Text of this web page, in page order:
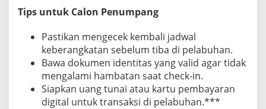
Tips untuk Calon Penumpang
Pastikan mengecek kembali jadwal
keberangkatan sebelum tiba di pelabuhan.
Bawa dokumen identitas yang valid agar tidak
mengalami hambatan saat check-in.
Siapkan uang tunai atau kartu pembayaran
digital untuk transaksi di pelabuhan.***